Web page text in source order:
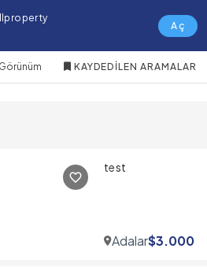
Aç
Emlak
KAYDEDILEN ARAMALAR
test
Adalar$3.000